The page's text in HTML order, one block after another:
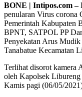
BONE | Intipos.com –
penularan Virus corona
Pemerintah Kabupaten
BPNT, SATPOL PP
Penyekatan Arus
Tanabatue Kecamatan
Terlihat disorot kamera
oleh Kapolsek
Kamis pagi (06/05/